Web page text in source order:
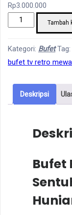
Rp3.000.000
Kuantitas
Retro
Minimalis
Tambah
Kategori: Bufet Tag:
bufet tv retro
Deskripsi
Bufet